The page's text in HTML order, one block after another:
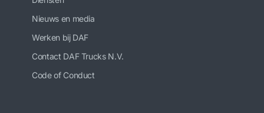
Nieuws en media
Werken bij DAF
Contact DAF Trucks N.V.
Code of Conduct